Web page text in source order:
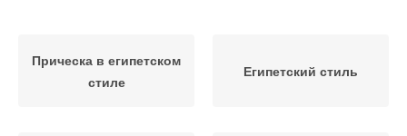
Прическа в египетском
стиле
Египетский стиль